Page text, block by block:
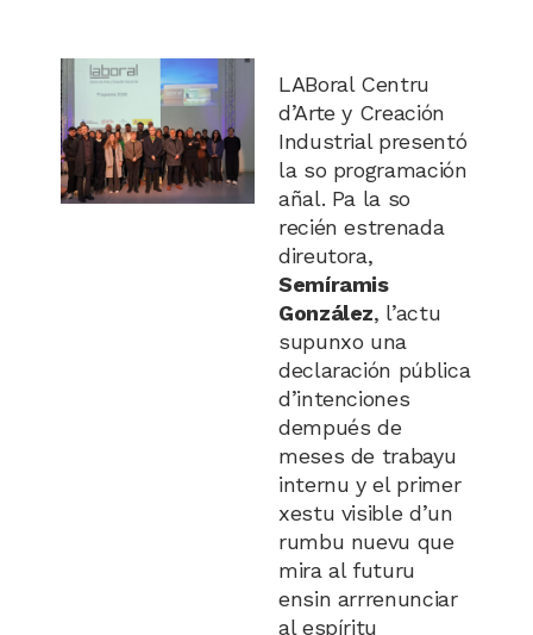
LABoral Centru
d’Arte y Creación
Industrial presentó
la so programación
añal. Pa la so
recién estrenada
direutora,
Semíramis
González, l’actu
supunxo una
declaración pública
d’intenciones
dempués de
meses de trabayu
internu y el primer
xestu visible d’un
rumbu nuevu que
mira al futuru
ensin arrrenunciar
al espíritu